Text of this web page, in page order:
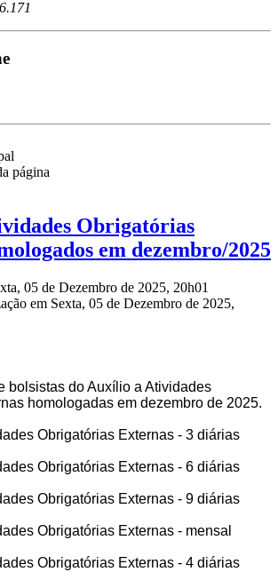
página
Obrigatórias
em dezembro/2025
05 de Dezembro de 2025, 20h01
em Sexta, 05 de Dezembro de 2025,
bolsistas do Auxílio a Atividades
homologadas em dezembro de 2025.
Obrigatórias Externas - 3 diárias
Obrigatórias Externas - 6 diárias
Obrigatórias Externas - 9 diárias
Obrigatórias Externas - mensal
Obrigatórias Externas - 4 diárias